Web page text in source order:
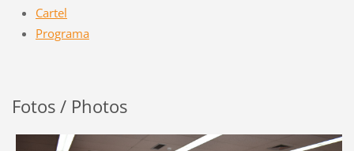
Cartel
Programa
Fotos / Photos